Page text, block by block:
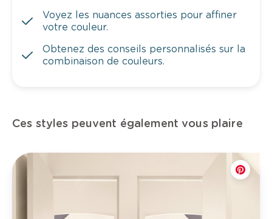
Voyez les nuances assorties pour affiner
votre couleur.
Obtenez des conseils personnalisés sur la
combinaison de couleurs.
Ces styles peuvent également vous plaire